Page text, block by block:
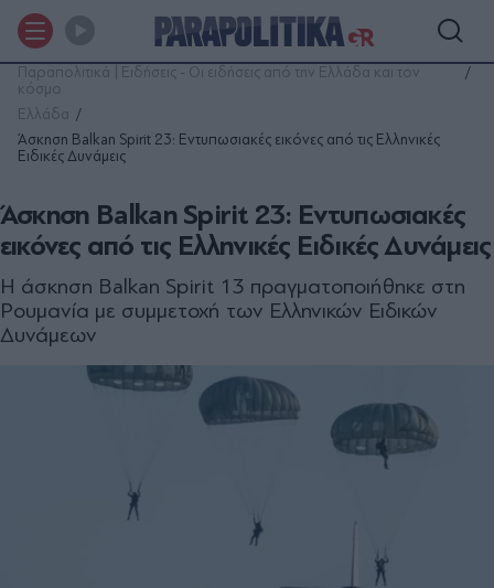
Παραπολιτικά | Ειδήσεις - Οι ειδήσεις από την Ελλάδα και τον
κόσμο
Ελλάδα
Άσκηση Balkan Spirit 23: Εντυπωσιακές εικόνες από τις Ελληνικές
Ειδικές Δυνάμεις
Άσκηση Balkan Spirit 23: Εντυπωσιακές
εικόνες από τις Ελληνικές Ειδικές Δυνάμεις
Η άσκηση Βalkan Spirit 13 πραγματοποιήθηκε στη
Ρουμανία με συμμετοχή των Ελληνικών Ειδικών
Δυνάμεων